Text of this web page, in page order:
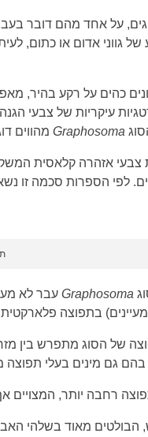
גווני אדום או כתום,
כהים על רקע בהיר,
עיקריות של צבעי
Graphosoma מהווים
אזהרה קלאסית
לפי הספרות סכמה זו
Graphosoma
של הסוג מתפרש בין
רחבה יותר, המצויים
הבולטים מאוד בשלהי